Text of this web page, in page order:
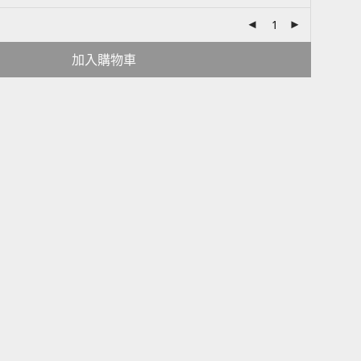
加入購物車